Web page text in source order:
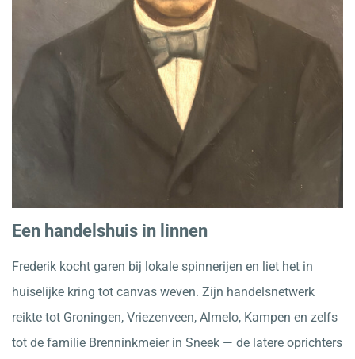
Een handelshuis in linnen
Frederik kocht garen bij lokale spinnerijen en liet het in
huiselijke kring tot canvas weven. Zijn handelsnetwerk
reikte tot Groningen, Vriezenveen, Almelo, Kampen en zelfs
tot de familie Brenninkmeier in Sneek — de latere oprichters